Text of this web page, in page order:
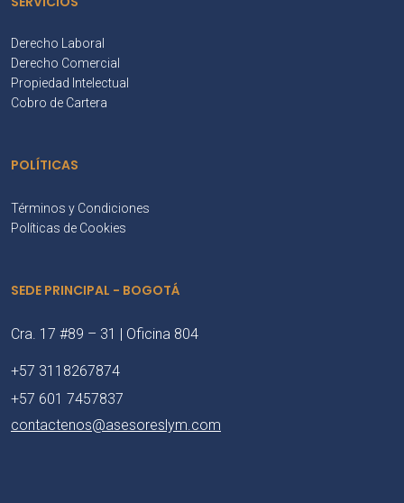
Derecho Laboral
Derecho Comercial
Propiedad Intelectual
Cobro de Cartera
POLÍTICAS
Términos y Condiciones
Políticas de Cookies
SEDE PRINCIPAL - BOGOTÁ
Cra. 17 #89 – 31 | Oficina 804
+57 3118267874
+57 601 7457837
contactenos@asesoreslym.com